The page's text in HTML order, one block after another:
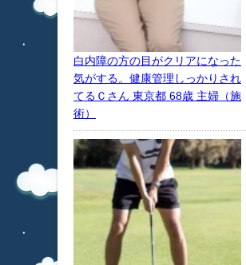
白内障の方の目がクリアになった
気がする。健康管理しっかりされ
てるＣさん 東京都 68歳 主婦（施
術）